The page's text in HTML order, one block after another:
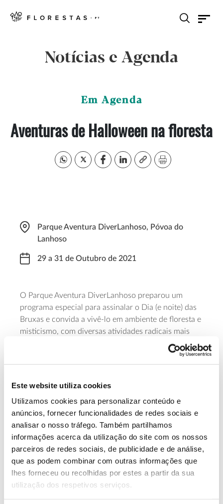
Este website utiliza cookies
Utilizamos cookies para personalizar conteúdo e
anúncios, fornecer funcionalidades de redes sociais e
analisar o nosso tráfego. Também partilhamos
informações acerca da utilização do site com os nossos
parceiros de redes sociais, de publicidade e de análise,
que as podem combinar com outras informações que
lhes forneceu ou recolhidas por estes a partir da sua
utilização dos respetivos serviços.
Notícias e Agenda
Em Agenda
Aventuras de Halloween na floresta
Parque Aventura DiverLanhoso, Póvoa do
Lanhoso
29 a 31 de Outubro de 2021
O Parque Aventura DiverLanhoso preparou um
programa especial para assinalar o Dia (e noite) das
Bruxas e convida a vivê-lo em ambiente de floresta e
misticismo, com diversas atividades radicais mais
assustadoras do que é habitual, como o “salto da
diversificado, com aventuras que vão dos 10 aos 30
mail info@diver.com.pt.
Saiba mais
13.07.2026
Genoma do priolo e de outras espécies em risco:
conhecer para conservar